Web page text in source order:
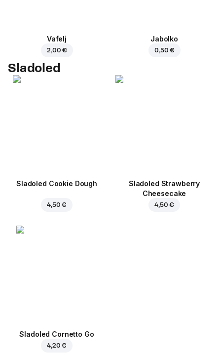
Vafelj
2,00 €
Jabolko
0,50 €
Sladoled
Sladoled Cookie Dough
4,50 €
Sladoled Strawberry
Cheesecake
4,50 €
Sladoled Cornetto Go
4,20 €